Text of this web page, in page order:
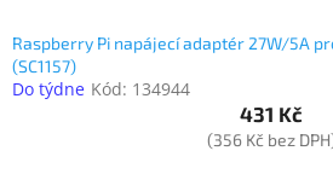
Raspberry Pi napájecí adaptér 27W/5A
(SC1157)
Do týdne Kód: 134944
431 Kč
(356 Kč bez